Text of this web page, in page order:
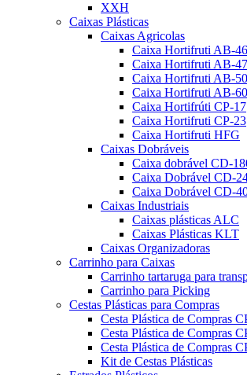
XXH
Caixas Plásticas
Caixas Agricolas
Caixa Hortifruti AB-
Caixa Hortifruti AB-
Caixa Hortifruti AB-
Caixa Hortifruti AB-
Caixa Hortifrúti CP-17
Caixa Hortifruti CP-23
Caixa Hortifruti HFG
Caixas Dobráveis
Caixa dobrável CD-
Caixa Dobrável CD-
Caixa Dobrável CD-
Caixas Industriais
Caixas plásticas ALC
Caixas Plásticas KLT
Caixas Organizadoras
Carrinho para Caixas
Carrinho tartaruga para
Carrinho para Picking
Cestas Plásticas para Compras
Cesta Plástica de Compras
Cesta Plástica de Compras
Cesta Plástica de Compras
Kit de Cestas Plásticas